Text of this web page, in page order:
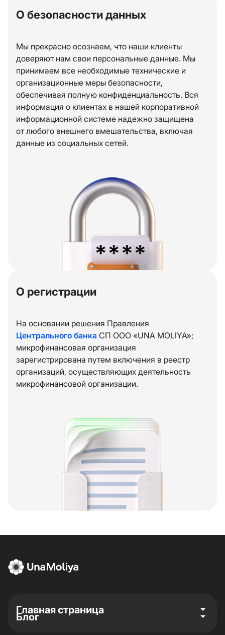
О безопасности данных
Мы прекрасно осознаем, что наши клиенты
доверяют нам свои персональные данные. Мы
принимаем все необходимые технические и
организационные меры безопасности,
обеспечивая полную конфиденциальность. Вся
информация о клиентах в нашей корпоративной
информационной системе надежно защищена
от любого внешнего вмешательства, включая
данные из социальных сетей.
О регистрации
На основании решения Правления
Центрального банка СП ООО «UNA MOLIYA»;
микрофинансовая организация
зарегистрирована путем включения в реестр
организаций, осуществляющих деятельность
микрофинансовой организации.
Главная страница
Блог